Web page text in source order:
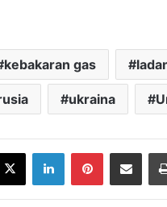
kebakaran gas
ukraina
X LinkedInPinterestShare via Email